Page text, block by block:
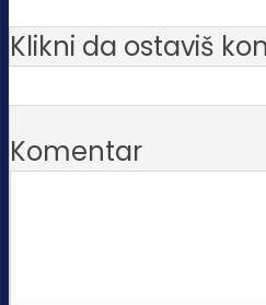
Klikni da ostaviš
Komentar